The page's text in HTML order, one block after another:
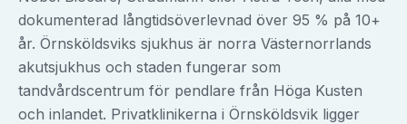
dokumenterad långtidsöverlevnad över 95 % på 10+
år. Örnsköldsviks sjukhus är norra Västernorrlands
akutsjukhus och staden fungerar som
tandvårdscentrum för pendlare från Höga Kusten
och inlandet. Privatklinikerna i Örnsköldsvik ligger